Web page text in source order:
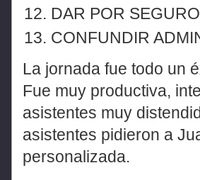
DAR POR
CONFUNDIR
La jornada fue todo un
Fue muy productiva,
asistentes muy
asistentes pidieron a
personalizada.